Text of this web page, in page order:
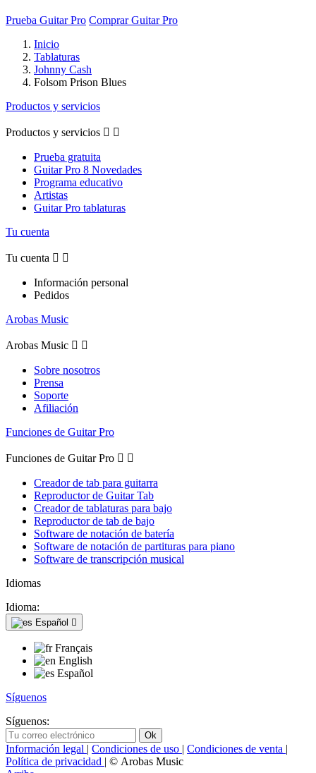
Prueba Guitar Pro Comprar Guitar Pro
Inicio
Tablaturas
Johnny Cash
Folsom Prison Blues
Productos y servicios
Productos y servicios  
Prueba gratuita
Guitar Pro 8 Novedades
Programa educativo
Artistas
Guitar Pro tablaturas
Tu cuenta
Tu cuenta  
Información personal
Pedidos
Arobas Music
Arobas Music  
Sobre nosotros
Prensa
Soporte
Afiliación
Funciones de Guitar Pro
Funciones de Guitar Pro  
Creador de tab para guitarra
Reproductor de Guitar Tab
Creador de tablaturas para bajo
Reproductor de tab de bajo
Software de notación de batería
Software de notación de partituras para piano
Software de transcripción musical
Idiomas
Idioma:
Español 
Français
English
Español
Síguenos
Síguenos:
Información legal | Condiciones de uso | Condiciones de venta |
Política de privacidad | © Arobas Music